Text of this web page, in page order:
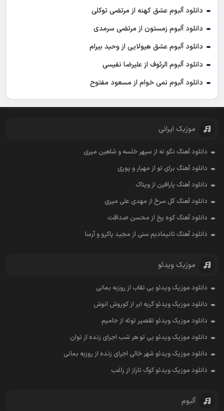
دانلود آلبوم عشق کهنه از مرتضی توکلی
دانلود آلبوم زمستون از مرتضی سرمدی
دانلود آلبوم عشق هیولایی از وحید بیرام
دانلود آلبوم الرئوف از علیرضا نفیسی
دانلود آلبوم نمی خوام از مسعود مفتوح
موزیک ایرانی
دانلود آهنگ نگو نه از سپهر خلسه و شاهین میری
دانلود آهنگ برای تو از مهیار و پوری
دانلود آهنگ پارافین از ویناک
دانلود آهنگ گل سرخ از مهدی علی میری
دانلود آهنگ کوه یخ از محسن صداقت
دانلود آهنگ تانیمادیم سنی از مجید پاکرو و آرسا
موزیک ویدئو
دانلود موزیک ویدئو بی نقاب از روزبه بمانی
دانلود موزیک ویدئو گریه ابر از کوروش انوش
دانلود موزیک ویدئو تقصیر توئه از حامیم
دانلود موزیک ویدئو بی تو هر شب اجرای زنده از نوان
دانلود موزیک ویدئو شهر خالی اجرای زنده از روزبه بمانی
دانلود موزیک ویدئو کوگ تاراز از راغب
آلبوم